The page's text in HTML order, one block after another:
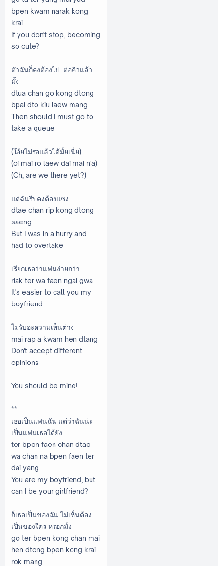
bpen kwam narak kong
krai
If you don't stop, becoming
so cute?
ตัวฉันก็คงต้องไป ต่อคิวแล้ว
มั้ง
dtua chan go kong dtong
bpai dto kiu laew mang
Then should I must go to
take a queue
(โอ้ยไม่รอแล้วได้มั้ยเนี่ย)
(oi mai ro laew dai mai nia)
(Oh, are we there yet?)
แต่ฉันรีบคงต้องแซง
dtae chan rip kong dtong
saeng
But I was in a hurry and
had to overtake
เรียกเธอว่าแฟนง่ายกว่า
riak ter wa faen ngai gwa
It's easier to call you my
boyfriend
ไม่รับอะความเห็นต่าง
mai rap a kwam hen dtang
Don't accept different
opinions
You should be mine!
**
เธอเป็นแฟนฉัน แต่ว่าฉันน่ะ
เป็นแฟนเธอได้ยัง
ter bpen faen chan dtae
wa chan na bpen faen ter
dai yang
You are my boyfriend, but
can I be your girlfriend?
ก็เธอเป็นของฉัน ไม่เห็นต้อง
เป็นของใคร หรอกมั้ง
go ter bpen kong chan mai
hen dtong bpen kong krai
rok mang